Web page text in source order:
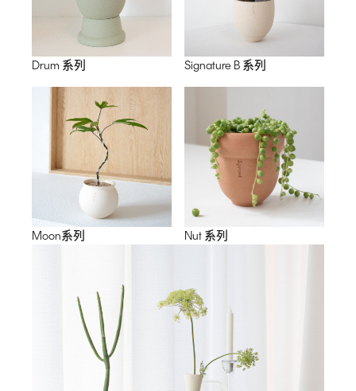
Drum 系列 Signature B 系列
Moon系列 Nut 系列